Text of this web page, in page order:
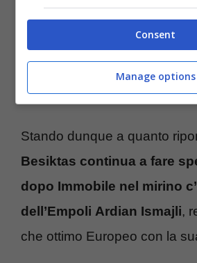
ragazzo starebbe spingendo
entourage affinché
andare in porto.
Stando dunque a quanto
Besiktas continua a fare
dopo Immobile nel mirino
dell’Empoli Ardian Ismajli,
che ottimo Europeo con la
Consent
Manage options